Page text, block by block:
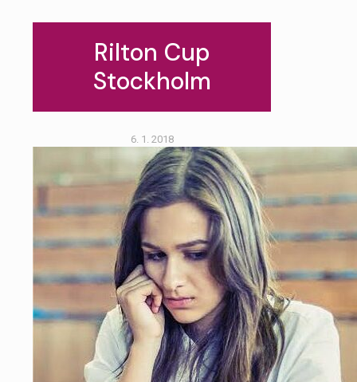
Rilton Cup
Stockholm
6. 1. 2018